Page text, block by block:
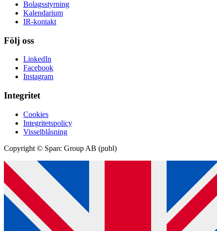
Bolagsstyrning
Kalendarium
IR-kontakt
Följ oss
LinkedIn
Facebook
Instagram
Integritet
Cookies
Integritetspolicy
Visselblåsning
Copyright © Sparc Group AB (publ)